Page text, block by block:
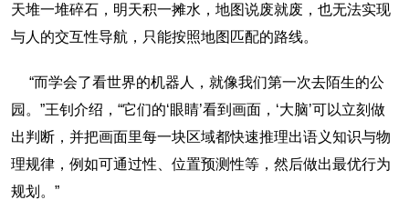
天堆一堆碎石，明天积一摊水，地图说废就废，也无法实现
与人的交互性导航，只能按照地图匹配的路线。
“而学会了看世界的机器人，就像我们第一次去陌生的公
园。”王钊介绍，“它们的‘眼睛’看到画面，‘大脑’可以立刻做
出判断，并把画面里每一块区域都快速推理出语义知识与物
理规律，例如可通过性、位置预测性等，然后做出最优行为
规划。”